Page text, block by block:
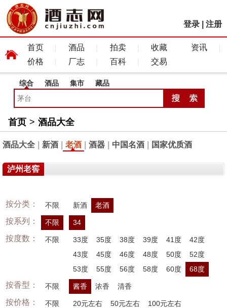
登录 注册
首页 酒品 拍卖 收藏
资讯
价格
厂志 百科 交易
综合 酒品 集市 藏品
首页 > 酒品大全
酒品大全 新酒 老酒 酒器 中国名酒 国家优质酒
泸州老窖
按分类： 不限 新酒 老酒
按系列： 不限 34
按度数： 不限 33度 35度 38度 39度 41度
42度
43度
45度 46度 48度 50度
52度
53度
55度 56度 58度 60度 68度
按香型： 不限 酱香 浓香 清香
按价格： 不限 20元左右 50元左右
100元左右